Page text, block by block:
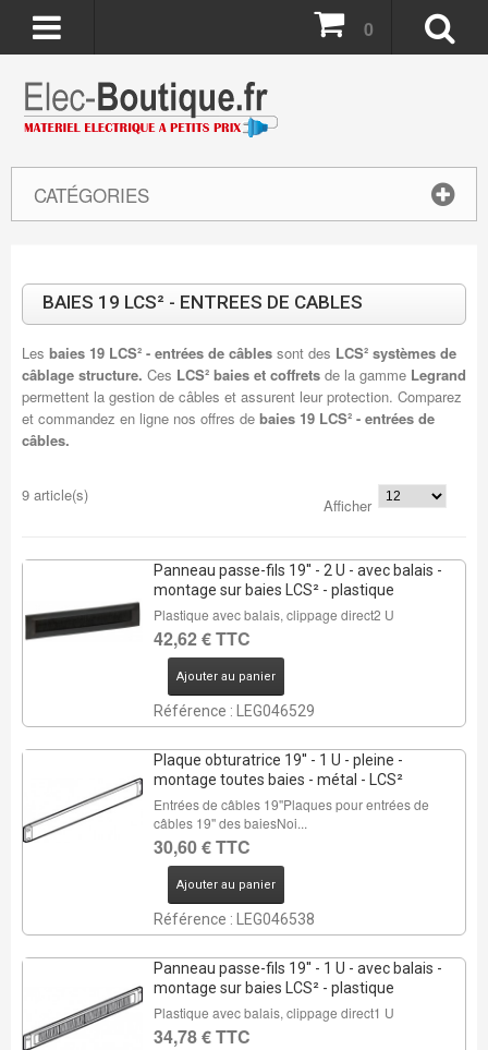
CATÉGORIES
0
BAIES 19 LCS² - ENTREES DE CABLES
Les baies 19 LCS² - entrées de câbles sont des LCS² systèmes de
câblage structure. Ces LCS² baies et coffretsde la gamme Legrand
permettent la gestion de câbles et assurent leur protection. Comparez
et commandez en ligne nos offres de baies 19 LCS² - entrées de
câbles.
9 article(s)
Afficher
Panneau passe-fils 19'' - 2 U - avec balais -
montage sur baies LCS² - plastique
Plastique avec balais, clippage direct2 U
42,62 € TTC
Ajouter au panier
Référence : LEG046529
Plaque obturatrice 19'' - 1 U - pleine -
montage toutes baies - métal - LCS²
Entrées de câbles 19''Plaques pour entrées de
câbles 19'' des baiesNoi...
30,60 € TTC
Ajouter au panier
Référence : LEG046538
Panneau passe-fils 19'' - 1 U - avec balais -
montage sur baies LCS² - plastique
Plastique avec balais, clippage direct1 U
34,78 € TTC